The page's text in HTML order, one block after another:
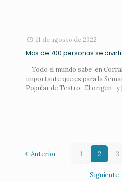
11 de agosto de 2022
Más de 700 personas se
Todo el mundo sabe en
importante que es para la
Popular de Teatro. El origen y
Anterior 1 2 3
Siguiente